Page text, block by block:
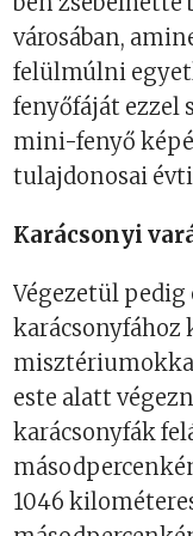
városában,
felülmúlni
fenyőfáját ezzel
mini-fenyő
tulajdonosai
Karácsonyi
Végezetül pedig
este alatt
karácsonyfák
1046